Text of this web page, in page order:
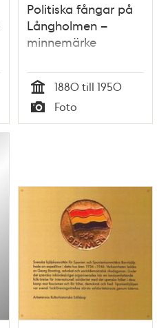
Politiska fångar på
Långholmen –
minnemärke
Tid
1880 till 1950
Typ
Foto